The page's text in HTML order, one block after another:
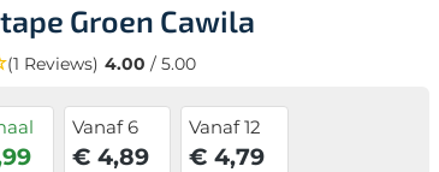
Groen Cawila
(1 Reviews) 4.00 / 5.00
Vanaf 6
€ 4,89
Vanaf 12
€ 4,79